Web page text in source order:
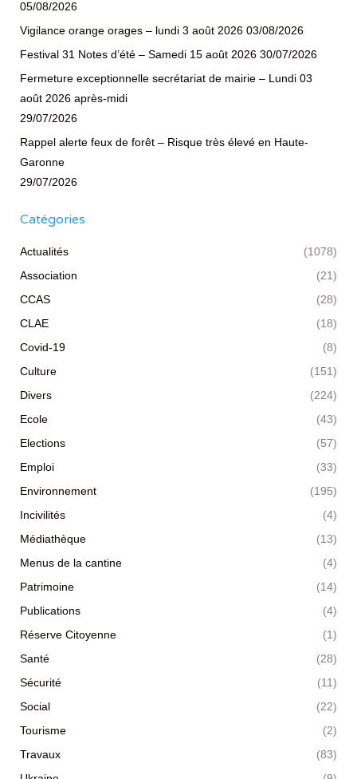
05/08/2026
Vigilance orange orages – lundi 3 août 2026 03/08/2026
Festival 31 Notes d’été – Samedi 15 août 2026 30/07/2026
Fermeture exceptionnelle secrétariat de mairie – Lundi 03
août 2026 après-midi
29/07/2026
Rappel alerte feux de forêt – Risque très élevé en Haute-
Garonne
29/07/2026
Catégories
Actualités
(1078)
Association
(21)
CCAS
(28)
CLAE
(18)
Covid-19
(8)
Culture
(151)
Divers
(224)
Ecole
(43)
Elections
(57)
Emploi
(33)
Environnement
(195)
Incivilités
(4)
Médiathèque
(13)
Menus de la cantine
(4)
Patrimoine
(14)
Publications
(4)
Réserve Citoyenne
(1)
Santé
(28)
Sécurité
(11)
Social
(22)
Tourisme
(2)
Travaux
(83)